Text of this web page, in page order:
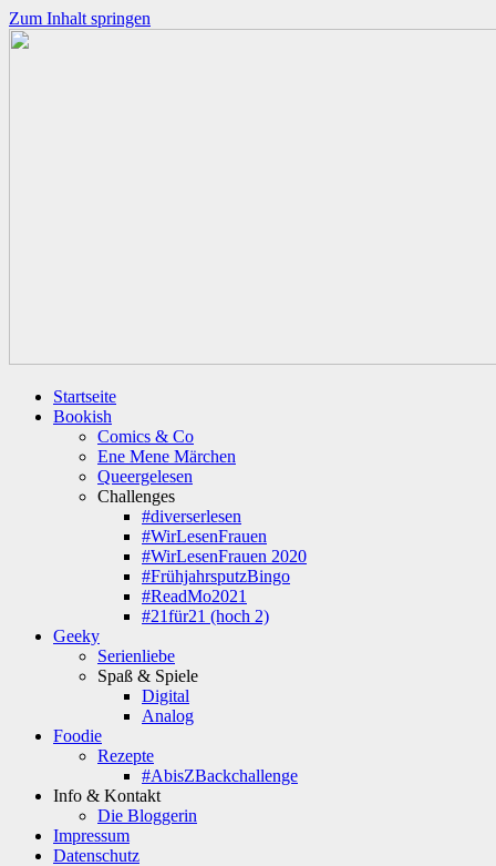
Zum Inhalt springen
Startseite
Bookish
Comics & Co
Ene Mene Märchen
Queergelesen
Challenges
#diverserlesen
#WirLesenFrauen
#WirLesenFrauen 2020
#FrühjahrsputzBingo
#ReadMo2021
#21für21 (hoch 2)
Geeky
Serienliebe
Spaß & Spiele
Digital
Analog
Foodie
Rezepte
#AbisZBackchallenge
Info & Kontakt
Die Bloggerin
Impressum
Datenschutz